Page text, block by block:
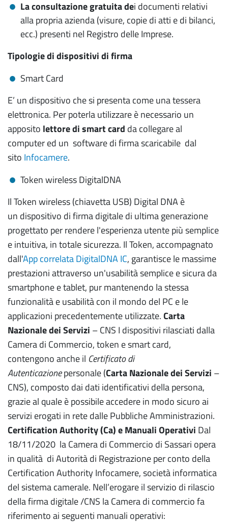
La consultazione gratuita dei documenti relativi
alla propria azienda (visure, copie di atti e di bilanci,
ecc.) presenti nel Registro delle Imprese.
Tipologie di dispositivi di firma
Smart Card
E’ un dispositivo che si presenta come una tessera
elettronica. Per poterla utilizzare è necessario un
apposito lettore di smart card da collegare al
computer ed un software di firma scaricabile dal
sito Infocamere.
Token wireless DigitalDNA
Il Token wireless (chiavetta USB) Digital DNA è
un dispositivo di firma digitale di ultima generazione
progettato per rendere l'esperienza utente più semplice
e intuitiva, in totale sicurezza. Il Token, accompagnato
dall'App correlata DigitalDNA IC, garantisce le massime
prestazioni attraverso un'usabilità semplice e sicura da
smartphone e tablet, pur mantenendo la stessa
funzionalità e usabilità con il mondo del PC e le
applicazioni precedentemente utilizzate.Carta
Nazionale dei Servizi – CNS I dispositivi rilasciati dalla
Camera di Commercio, token e smart card,
contengono anche il Certificato di
Autenticazionepersonale (Carta Nazionale dei Servizi –
CNS), composto dai dati identificativi della persona,
grazie al quale è possibile accedere in modo sicuro ai
servizi erogati in rete dalle Pubbliche Amministrazioni.
Certification Authority (Ca) e Manuali Operativi Dal
18/11/2020 la Camera di Commercio di Sassari opera
in qualità di Autorità di Registrazione per conto della
Certification Authority Infocamere, società informatica
del sistema camerale. Nell’erogare il servizio di rilascio
della firma digitale /CNS la Camera di commercio fa
riferimento ai seguenti manuali operativi: